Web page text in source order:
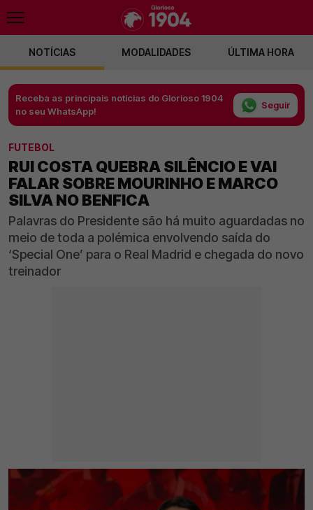
NOTÍCIAS MODALIDADES ÚLTIMA HORA
Receba as principais notícias do Glorioso 1904
no seu WhatsApp!
Seguir
FUTEBOL
RUI COSTA QUEBRA SILÊNCIO E VAI
FALAR SOBRE MOURINHO E MARCO
SILVA NO BENFICA
Palavras do Presidente são há muito aguardadas no
meio de toda a polémica envolvendo saída do
‘Special One’ para o Real Madrid e chegada do novo
treinador